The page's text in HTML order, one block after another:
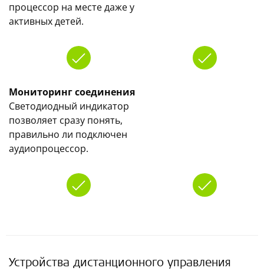
процессор на месте даже у
активных детей.
Мониторинг соединения
Светодиодный индикатор
позволяет сразу понять,
правильно ли подключен
аудиопроцессор.
Устройства дистанционного управления